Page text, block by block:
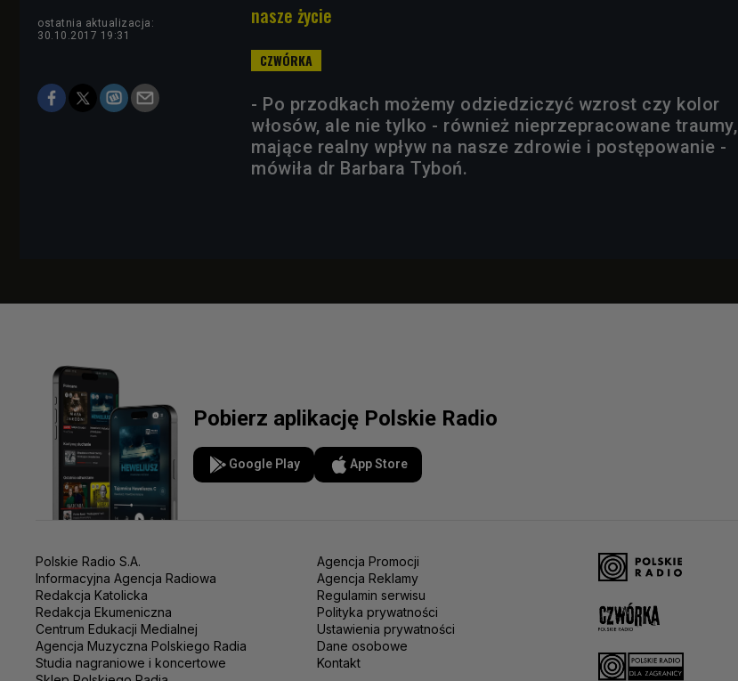
nasze życie
ostatnia aktualizacja:
30.10.2017 19:31
- Po przodkach możemy odziedziczyć wzrost czy kolor
włosów, ale nie tylko - również nieprzepracowane traumy,
mające realny wpływ na nasze zdrowie i postępowanie -
mówiła dr Barbara Tyboń.
Pobierz aplikację Polskie Radio
Google Play App Store
Polskie Radio S.A.
Informacyjna Agencja Radiowa
Redakcja Katolicka
Redakcja Ekumeniczna
Centrum Edukacji Medialnej
Agencja Muzyczna Polskiego Radia
Studia nagraniowe i koncertowe
Agencja Promocji
Agencja Reklamy
Regulamin serwisu
Polityka prywatności
Ustawienia prywatności
Dane osobowe
Kontakt